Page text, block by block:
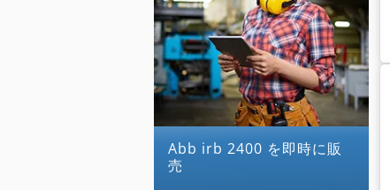
abb irb 2400 を即時に販
売